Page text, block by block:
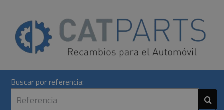
content
Buscar por referencia: